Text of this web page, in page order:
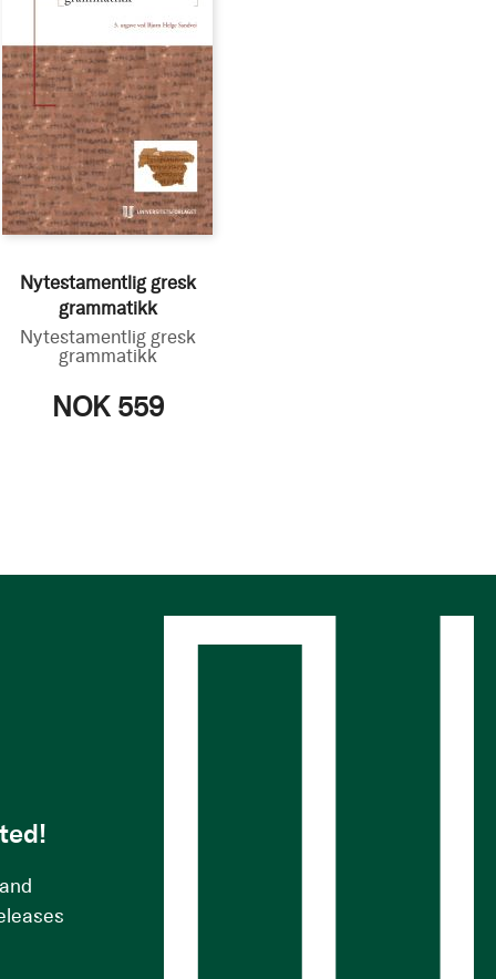
Nytestamentlig gresk
grammatikk
Nytestamentlig gresk
grammatikk
NOK 559